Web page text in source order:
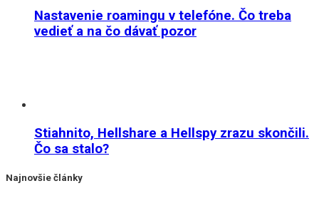
Nastavenie roamingu v telefóne. Čo treba
vedieť a na čo dávať pozor
Stiahnito, Hellshare a Hellspy zrazu skončili.
Čo sa stalo?
Najnovšie články